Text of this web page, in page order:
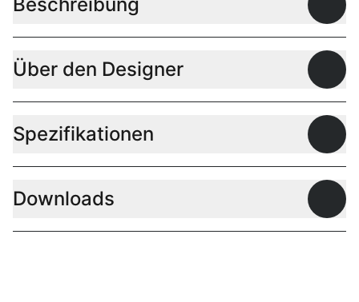
Über den Designer
Spezifikationen
Downloads